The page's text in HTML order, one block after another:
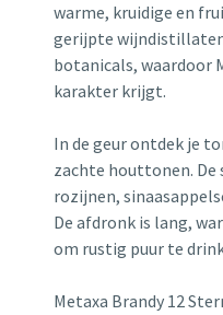
warme, kruidige en
gerijpte
botanicals, waardoor
karakter krijgt.
In de geur ontdek je
zachte houttonen. De
rozijnen,
De afdronk is lang,
om rustig puur te
Metaxa Brandy 12